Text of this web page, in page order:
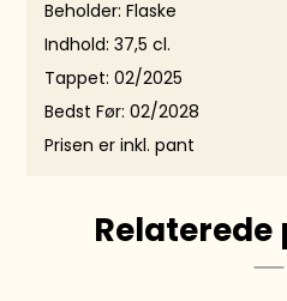
Beholder: Flaske
Indhold: 37,5 cl.
Tappet: 02/2025
Bedst Før: 02/2028
Prisen er inkl. pant